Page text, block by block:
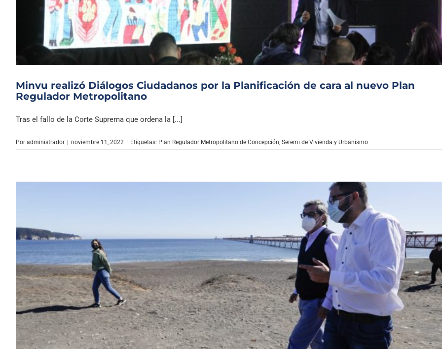
Archivo Sonoro
Minvu realizó Diálogos Ciudadanos por la Planificación de cara al nuevo Plan
Regulador Metropolitano
Tras el fallo de la Corte Suprema que ordena la [...]
Por administrador noviembre 11, 2022 Etiquetas: Plan Regulador Metropolitano de Concepción, Seremi de Vivienda y Urbanismo